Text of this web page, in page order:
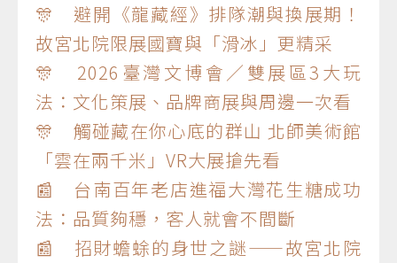
🎊 避開《龍藏經》排隊潮與換展期！
故宮北院限展國寶與「滑冰」更精采
🎊 2026臺灣文博會／雙展區3大玩
法：文化策展、品牌商展與周邊一次看
🎊 觸碰藏在你心底的群山 北師美術館
「雲在兩千米」VR大展搶先看
📰 台南百年老店進福大灣花生糖成功
法：品質夠穩，客人就會不間斷
📰 招財蟾蜍的身世之謎——故宮北院